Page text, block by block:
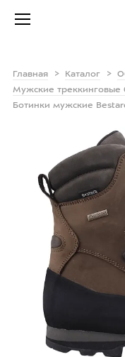
Главная Каталог
Мужские треккинговые
Ботинки мужские